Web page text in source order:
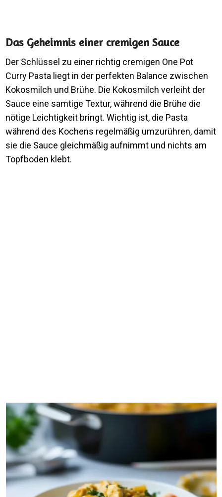
Das Geheimnis einer cremigen Sauce
Der Schlüssel zu einer richtig cremigen One Pot
Curry Pasta liegt in der perfekten Balance zwischen
Kokosmilch und Brühe. Die Kokosmilch verleiht der
Sauce eine samtige Textur, während die Brühe die
nötige Leichtigkeit bringt. Wichtig ist, die Pasta
während des Kochens regelmäßig umzurühren, damit
sie die Sauce gleichmäßig aufnimmt und nichts am
Topfboden klebt.